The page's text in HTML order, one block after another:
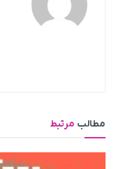
مطالب مرتبط